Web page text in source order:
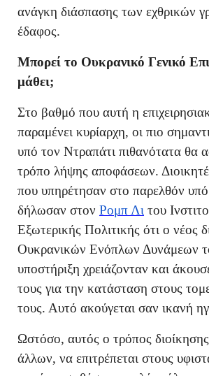
ανάγκη διάσπασης των εχθρικών
έδαφος.
Μπορεί το Ουκρανικό Γενικό
μάθει;
Στο βαθμό που αυτή η
παραμένει κυρίαρχη, οι πιο
υπό τον Ντραπάτι πιθανότατα θα
τρόπο λήψης αποφάσεων.
που υπηρέτησαν στο παρελθόν
δήλωσαν στον Ρομπ Λι του
Εξωτερικής Πολιτικής ότι ο νέος
Ουκρανικών Ενόπλων Δυνάμεων
υποστήριξη χρειάζονταν και
τους για την κατάσταση στους
τους. Αυτό ακούγεται σαν ικανή
Ωστόσο, αυτός ο τρόπος διοίκησης
άλλων, να επιτρέπεται στους